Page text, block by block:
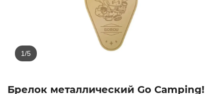
Брелок металлический Go Camping!